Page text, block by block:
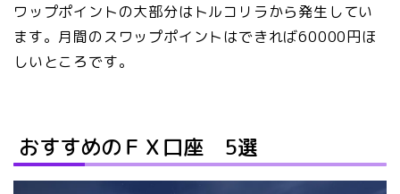
ワップポイントの大部分はトルコリラから発生してい
ます。月間のスワップポイントはできれば60000円ほ
しいところです。
おすすめのＦＸ口座 5選